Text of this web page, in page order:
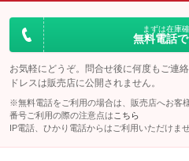
まずは在庫
無料電話
お気軽にどうぞ。問合せ後に何度もご連
ドレスは販売店に公開されません。
※無料電話をご利用の場合は、販売店へお客
番号ご利用の際の注意点は こちら
IP電話、ひかり電話からはご利用いただけませ